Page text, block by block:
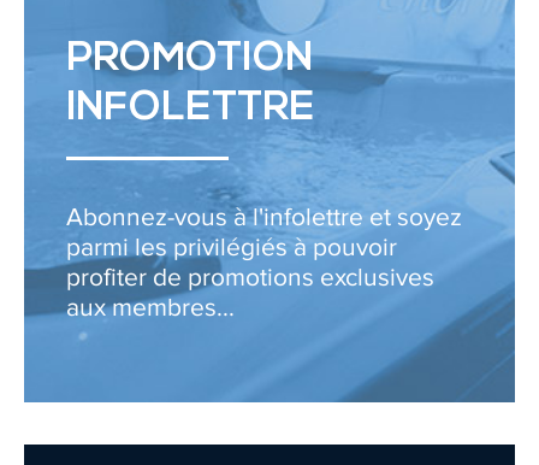
PROMOTION
INFOLETTRE
Abonnez-vous à l'infolettre et soyez
parmi les privilégiés à pouvoir
profiter de promotions exclusives
aux membres...